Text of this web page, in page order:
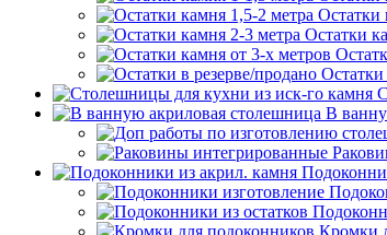
Остатки
Остатки
Остатки
В
Кромки